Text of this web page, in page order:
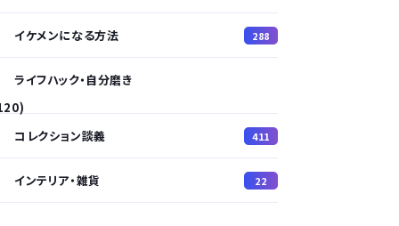
イケメンになる方法 288
ライフハック・自分磨き
コレクション談義
411
インテリア・雑貨 22